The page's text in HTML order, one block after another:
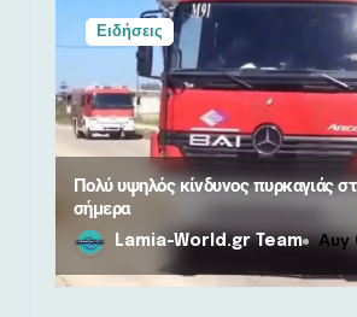
Ειδήσεις
Πολύ υψηλός κίνδυνος πυρκαγιάς
σήμερα
Lamia-World.gr Team Αυγ